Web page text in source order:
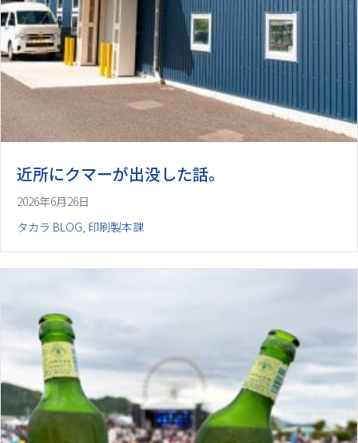
近所にクマーが出没した話。
2026年6月26日
タカラ BLOG, 印刷製本課